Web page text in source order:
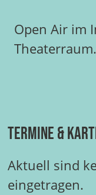
Open Air im
Theaterraum.
Termine &
Aktuell sind
eingetragen.